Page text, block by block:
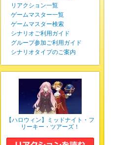
リアクション一覧
ゲームマスター一覧
ゲームマスター検索
シナリオご利用ガイド
グループ参加ご利用ガイド
シナリオタイプのご案内
【ハロウィン】ミッドナイト・フ
リーキー・ツアーズ！